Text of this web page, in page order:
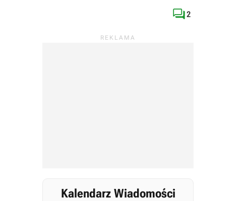
2
Kalendarz Wiadomości